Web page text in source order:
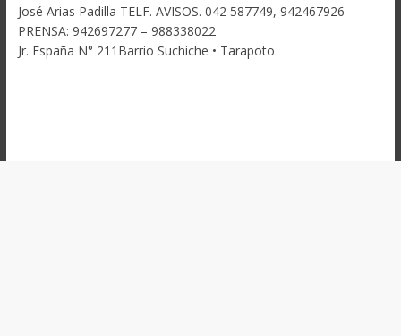
José Arias Padilla TELF. AVISOS. 042 587749, 942467926
PRENSA: 942697277 – 988338022
Jr. España N° 211Barrio Suchiche • Tarapoto